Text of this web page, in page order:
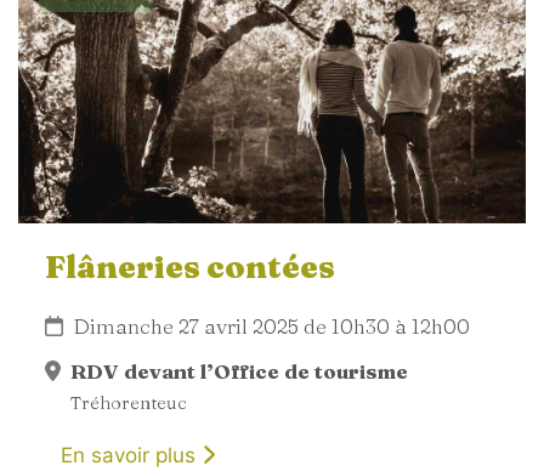
Flâneries contées
Dimanche 27 avril 2025 de 10h30 à 12h00
RDV devant l’Office de tourisme
Tréhorenteuc
En savoir plus